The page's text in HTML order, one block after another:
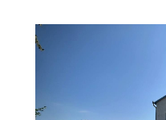
священному сані. Під
особливі молитви за